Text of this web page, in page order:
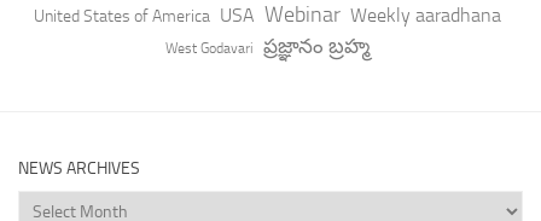
United States of America USA Webinar Weekly aaradhana
West Godavari ప్రజ్ఞానం బ్రహ్మ
NEWS ARCHIVES
News